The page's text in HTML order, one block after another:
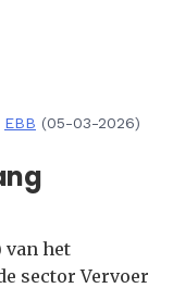
EBB (05-03-2026)
van het
sector Vervoer